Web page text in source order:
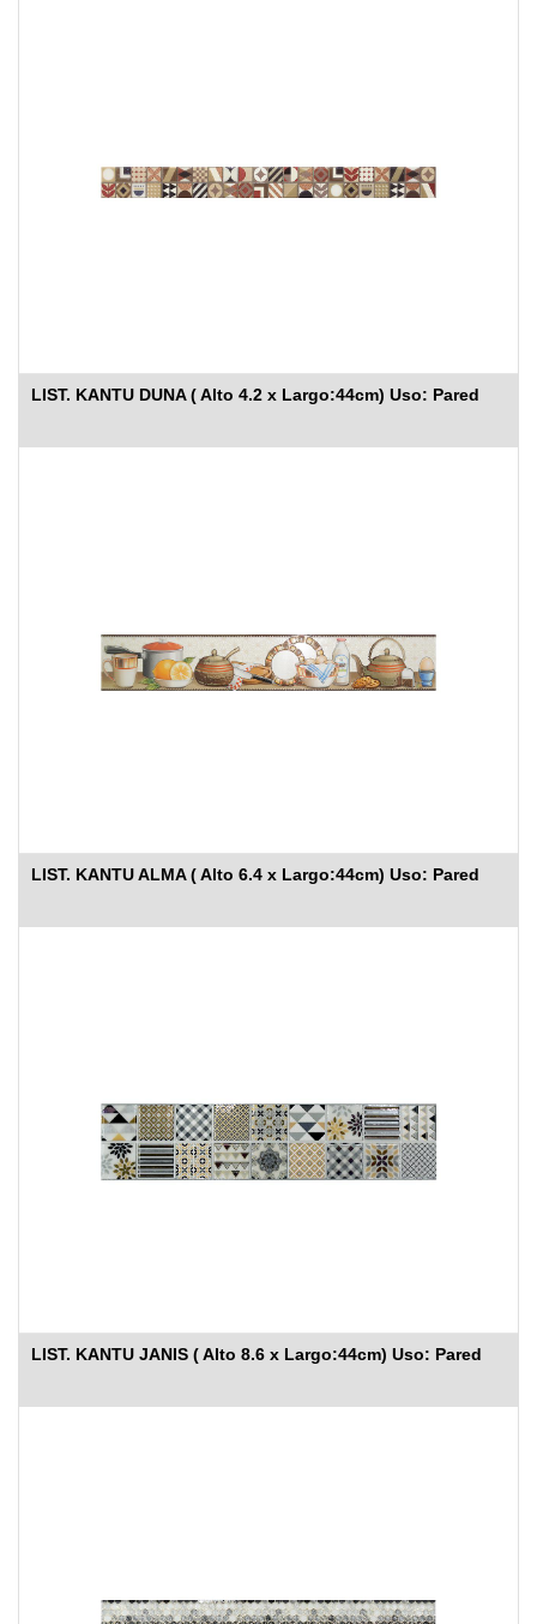
LIST. KANTU DUNA ( Alto 4.2 x Largo:44cm) Uso: Pared
LIST. KANTU ALMA ( Alto 6.4 x Largo:44cm) Uso: Pared
LIST. KANTU JANIS ( Alto 8.6 x Largo:44cm) Uso: Pared